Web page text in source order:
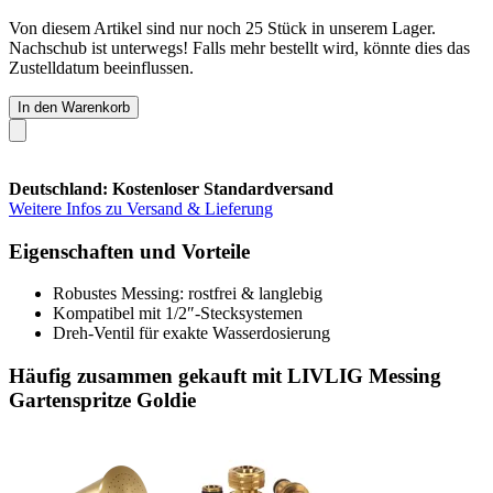
Von diesem Artikel sind nur noch 25 Stück in unserem Lager.
Nachschub ist unterwegs! Falls mehr bestellt wird, könnte dies das
Zustelldatum beeinflussen.
In den Warenkorb
Deutschland: Kostenloser Standardversand
Weitere Infos zu Versand & Lieferung
Eigenschaften und Vorteile
Robustes Messing: rostfrei & langlebig
Kompatibel mit 1/2″-Stecksystemen
Dreh-Ventil für exakte Wasserdosierung
Häufig zusammen gekauft mit LIVLIG Messing
Gartenspritze Goldie